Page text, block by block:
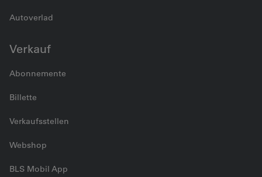
Autoverlad
Verkauf
Abonnemente
Billette
Verkaufsstellen
Webshop
BLS Mobil App